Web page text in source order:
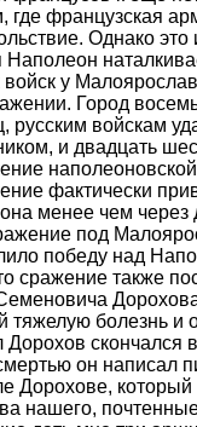
где французская
Однако это
Наполеон
войск у
Город
русским войскам
и двадцать
фактически
менее чем через
под
победу над
сражение также
тяжелую болезнь и
Дорохов скончался
он написал
Дорохове,
нашего,